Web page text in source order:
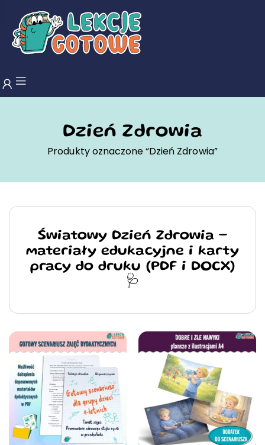
Dzień Zdrowia
Produkty oznaczone “Dzień Zdrowia”
Światowy Dzień Zdrowia –
materiały edukacyjne i karty
pracy do druku (PDF i DOCX)
🩺